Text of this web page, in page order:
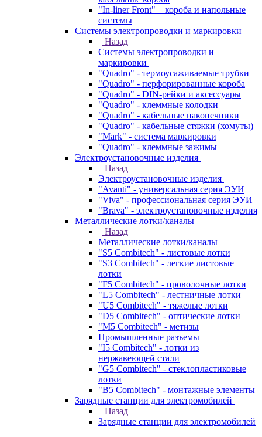
"In-liner Front" – короба и напольные
системы
Системы электропроводки и маркировки
Назад
Системы электропроводки и
маркировки
"Quadro" - термоусаживаемые трубки
"Quadro" - перфорированные короба
"Quadro" - DIN-рейки и аксессуары
"Quadro" - клеммные колодки
"Quadro" - кабельные наконечники
"Quadro" - кабельные стяжки (хомуты)
"Mark" - система маркировки
"Quadro" - клеммные зажимы
Электроустановочные изделия
Назад
Электроустановочные изделия
"Avanti" - универсальная серия ЭУИ
"Viva" - профессиональная серия ЭУИ
"Brava" - электроустановочные изделия
Металлические лотки/каналы
Назад
Металлические лотки/каналы
"S5 Combitech" - листовые лотки
"S3 Combitech" - легкие листовые
лотки
"F5 Combitech" - проволочные лотки
"L5 Combitech" - лестничные лотки
"U5 Combitech" - тяжелые лотки
"D5 Combitech" - оптические лотки
"M5 Combitech" - метизы
Промышленные разъемы
"I5 Combitech" - лотки из
нержавеющей стали
"G5 Combitech" - стеклопластиковые
лотки
"B5 Combitech" - монтажные элементы
Зарядные станции для электромобилей
Назад
Зарядные станции для электромобилей